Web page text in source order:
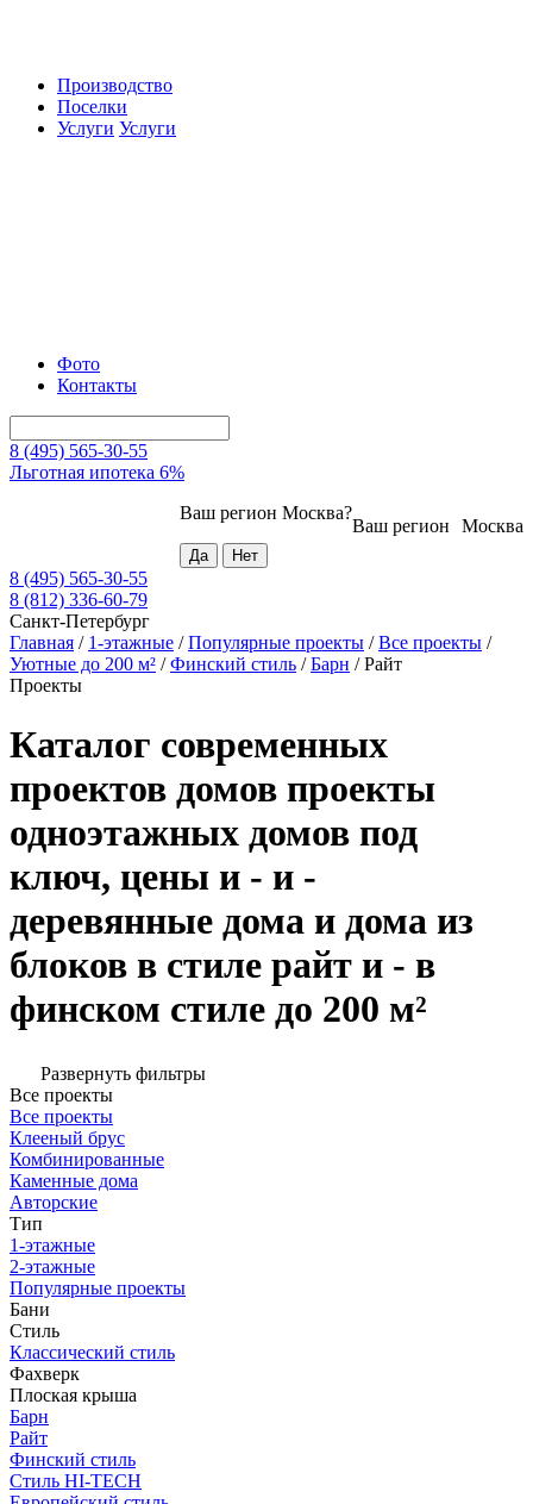
Производство
Поселки
Услуги Услуги
Фото
Контакты
8 (495) 565-30-55
Льготная ипотека 6%
Москва
Ваш регион
Ваш регион Москва?
8 (495) 565-30-55
8 (812) 336-60-79
Санкт-Петербург
Главная / 1-этажные /Популярные проекты /Все проекты /
Уютные до 200 м² /Финский стиль /Барн /Райт
Проекты
Каталог современных
проектов домов проекты
одноэтажных домов под
ключ, цены и - и -
деревянные дома и дома из
блоков в стиле райт и - в
финском стиле до 200 м²
Развернуть фильтры
Все проекты
Все проекты
Клееный брус
Комбинированные
Каменные дома
Авторские
Тип
1-этажные
2-этажные
Популярные проекты
Бани
Стиль
Классический стиль
Фахверк
Плоская крыша
Барн
Райт
Финский стиль
Стиль HI-TECH